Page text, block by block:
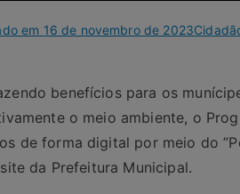
em 16 de novembro de 2023
benefícios para os
o meio ambiente, o
de forma digital por meio do
da Prefeitura Municipal.